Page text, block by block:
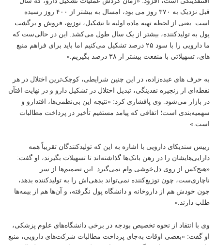
قبل نزدیک به ۳۷۰ روز می بود، امسال به بیشتر از ۴۰۰ روز رسیده
است. یعنی از لحظه تهیه ماده اولیه تا تشکیل، توزیع، فروش و برگشت
پول به تولیدکننده، بیشتر از یک سال طول می‌کشد. این در حالی‌ست که
ما دارویی را با سود ۲۵ درصد تشکیل می‌کنیم اما باید برای فراهم منبع
های، تسهیلاتی با منفعت بیشتر از ۳۸ درصد بگیریم.»
به حرف های عبده‌زاده، در این چنین شرایطی، کوچک‌ترین اختلال در هر
نقطه‌ای از زنجیره نقدینگی، تبدیل اختلال در تشکیل دارو و در نهایت افتآن
در بازار می‌شود. وی پافشاری کرد: «نتیجه این بی‌نظمی‌ها، افتدارو و
سهمیه‌بندی است؛ اتفاقی که پیامد مستقیم تأخیر در پرداخت مطالبات
است.»
رییس سندیکای دارویی با اشاره به این که تولیدکنندگان تقریباً همه
دارایی‌هایشان را در رهن بانک‌ها گذاشته‌اند تا تسهیلات بگیرند، او گفت:
«هیچ‌کس از روی دل‌خوشی وام نمی‌گیرد. این تصمیم‌ها از سر
ناچاری‌ست، چون توزیع‌کننده نمی‌تواند بدهی‌اش را به تولیدکننده بدهد،
چون خودش هم از داروخانه و دانشگاه پول نگرفته، و آن‌ها هم از بیمه‌ها
طلب دارند.»
وی با انتقاد از نحوه تخصیص بودجه در برخی دانشگاه‌های علوم پزشکی،
او گفت: «بعضی اوقات به‌جای پرداخت مطالبات شرکت‌های دارویی، منبع